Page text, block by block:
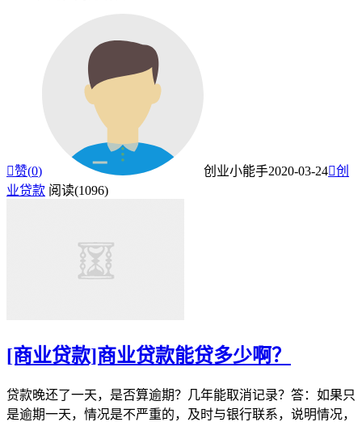
赞(0) 创业小能手2020-03-24创
业贷款 阅读(1096)
[商业贷款]商业贷款能贷多少啊？
贷款晚还了一天，是否算逾期？几年能取消记录？答：如果只
是逾期一天，情况是不严重的，及时与银行联系，说明情况，